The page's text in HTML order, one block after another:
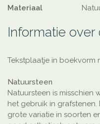
Materiaal
Informatie over
Tekstplaatje in boekvorm
Natuursteen
Natuursteen is misschien
het gebruik in
grote variatie in soorten